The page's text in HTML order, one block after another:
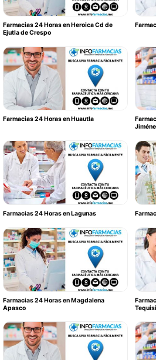
Farmacias 24 Horas en Heroica Cd de
Ejutla de Crespo
Farmacias 24 Horas en Huautla
Farmacias 24 Horas en Lagunas
Farmacias 24 Horas en Magdalena
Apasco